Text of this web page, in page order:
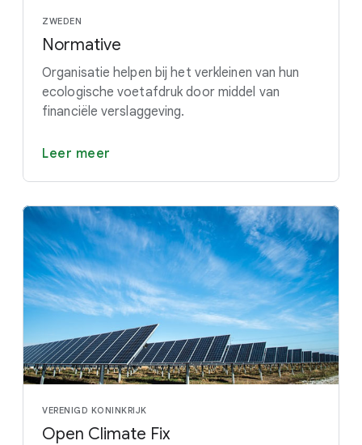
ZWEDEN
Normative
Organisatie helpen bij het verkleinen van hun
ecologische voetafdruk door middel van
financiële verslaggeving.
Leer meer
VERENIGD KONINKRIJK
Open Climate Fix